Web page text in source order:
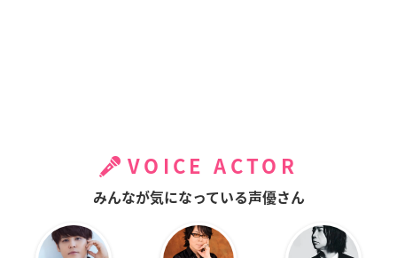
VOICE ACTOR
みんなが気になっている声優さん